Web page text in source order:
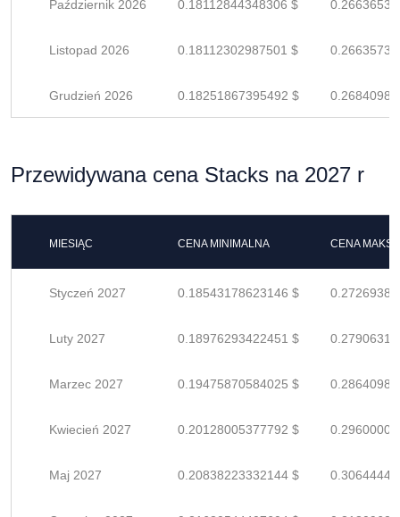
Październik 2026 0.18112844348306 $
Listopad 2026 0.18112302987501 $
Grudzień 2026 0.18251867395492 $
Przewidywana cena Stacks na 2027 r
MIESIĄC CENA MINIMALNA CENA
Styczeń 2027 0.18543178623146 $
Luty 2027 0.18976293422451 $
Marzec 2027 0.19475870584025 $
Kwiecień 2027 0.20128005377792 $
Maj 2027 0.20838223332144 $